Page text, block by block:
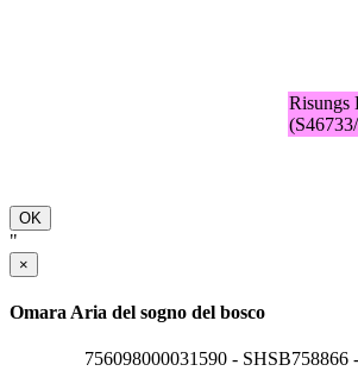
Risungs
OK
"
×
Omara Aria del sogno del bosco
756098000031590 - SHSB758866